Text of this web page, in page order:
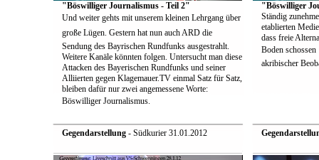
"Böswilliger Journalismus - Teil 2"
Und weiter gehts mit unserem kleinen Lehrgang über
große Lügen. Gestern hat nun auch ARD die
Sendung des Bayrischen Rundfunks ausgestrahlt.
Weitere Kanäle könnten folgen. Untersucht man diese
Attacken des Bayerischen Rundfunks und seiner
Alliierten gegen Klagemauer.TV einmal Satz für Satz,
bleiben dafür nur zwei angemessene Worte:
Böswilliger Journalismus.
"Böswilliger
Ständig
etablierten
dass freie
Boden schossen
akribischer
Gegendarstellung- Südkurier 31.01.2012